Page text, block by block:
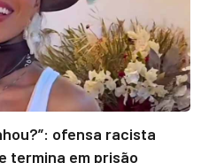
ofensa racista
termina em prisão